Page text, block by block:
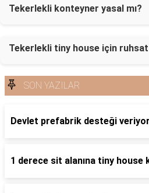
Tekerlekli konteyner yasal mı?
Tekerlekli tiny house için
SON YAZILAR
Devlet prefabrik desteği
1 derece sit alanına tiny house